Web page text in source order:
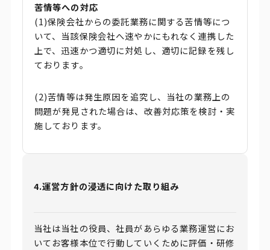
苦情等への対応
(1)保険会社からの委託業務に関する苦情等につ
いて、当該保険会社へ速やかにもれなく連携した
上で、迅速かつ適切に対処し、適切に記録を残し
ております。
(2)苦情等は発生原因を追究し、当社の業務上の
問題が発見された場合は、改善対応策を検討・実
施しております。
4.運営方針の浸透に向けた取り組み
当社は当社の役員、社員があらゆる業務運営にお
いてお客様本位で行動していくために評価・研修